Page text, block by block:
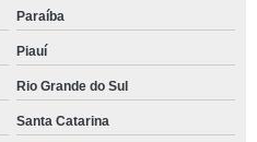
Paraíba
Piauí
Rio Grande do Sul
Santa Catarina